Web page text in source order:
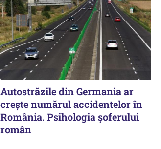
Autostrăzile din Germania ar
crește numărul accidentelor în
România. Psihologia șoferului
român